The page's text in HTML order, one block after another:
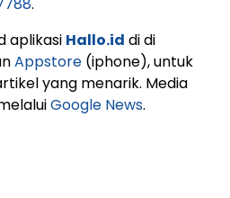
.
aplikasi Hallo.id di di
Appstore (iphone), untuk
yang menarik. Media
Google News.